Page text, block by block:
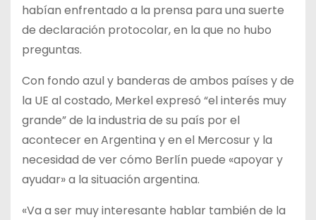
habían enfrentado a la prensa para una suerte
de declaración protocolar, en la que no hubo
preguntas.
Con fondo azul y banderas de ambos países y de
la UE al costado, Merkel expresó “el interés muy
grande” de la industria de su país por el
acontecer en Argentina y en el Mercosur y la
necesidad de ver cómo Berlín puede «apoyar y
ayudar» a la situación argentina.
«Va a ser muy interesante hablar también de la